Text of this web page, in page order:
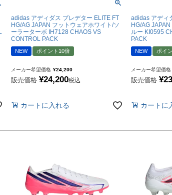
SY32 by SWEET YEARS｜ｽｳｨｰﾄｲﾔｰｽﾞ
sfida｜スフィーダ
ZAMST｜ザムスト
MCDAVID｜マクダビッド
YASUDA｜ヤスダ
BMZ
FINTA｜フィンタ
オランダ代表
ナイジェリア代
イタリア代表
ブラジル代表
アルゼンチン
アメリカ代表
adidas アディダス プレデター ELITE FT
HG/AG JAPAN フットウェアホワイト/ソ
ーラーターボ IH7128 CHAOS VS
CONTROL PACK
NEW ポイント10倍
メーカー希望価格 ¥24,200
販売価格 ¥24,200税込
カートに入れる
adidas アディ
HG/AG
ルー KI0595
PACK
NEW ポイ
メーカー希望価格
販売価格 ¥
カートに